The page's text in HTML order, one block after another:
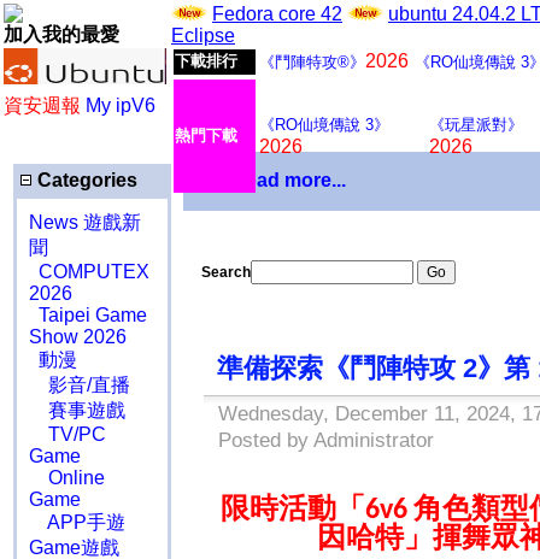
加入我的最愛
資安週報 My ipV6
Fedora core 42
ubuntu 24.04.2
Eclipse
下載排行 《鬥陣特攻®》 2026 《RO仙境傳說 3
熱門下載
《RO仙境傳說 3》
2026
《玩星派對》
2026
Categories
News 遊戲新
聞
COMPUTEX
2026
Taipei Game
Show 2026
動漫
影音/直播
賽事遊戲
TV/PC
Game
Online
Game
APP手遊
Game遊戲
Download more...
Search
準備探索《鬥陣特攻 2》
Wednesday, December 11, 2024,
Posted by Administrator
限時活動「 6v6 角色類型
因哈特」揮舞眾